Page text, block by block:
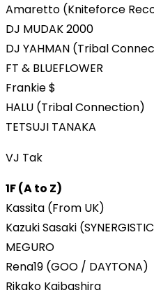
Amaretto (Kniteforce
DJ MUDAK 2000
DJ YAHMAN (Tribal
FT & BLUEFLOWER
Frankie $
HALU (Tribal Connection)
TETSUJI TANAKA
VJ Tak
1F (A to Z)
Kassita (From UK)
Kazuki Sasaki
MEGURO
Rena19 (GOO / DAYTONA)
Rikako Kaibashira